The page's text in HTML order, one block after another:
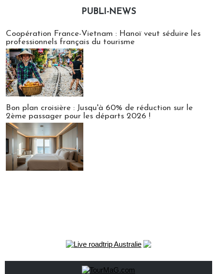
PUBLI-NEWS
Coopération France-Vietnam : Hanoï veut séduire les
professionnels français du tourisme
Bon plan croisière : Jusqu'à 60% de réduction sur le
2ème passager pour les départs 2026 !